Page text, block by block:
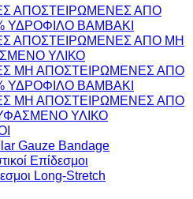
ΑΠΟΣΤΕΙΡΩΜΕΝΕΣ ΑΠΟ
ΥΔΡΟΦΙΛΟ ΒΑΜΒΑΚΙ
ΑΠΟΣΤΕΙΡΩΜΕΝΕΣ ΑΠΟ ΜΗ
ΥΛΙΚΟ
ΜΗ ΑΠΟΣΤΕΙΡΩΜΕΝΕΣ ΑΠΟ
ΥΔΡΟΦΙΛΟ ΒΑΜΒΑΚΙ
ΜΗ ΑΠΟΣΤΕΙΡΩΜΕΝΕΣ ΑΠΟ
ΥΛΙΚΟ
Gauze Bandage
Επίδεσμοι
Long-Stretch